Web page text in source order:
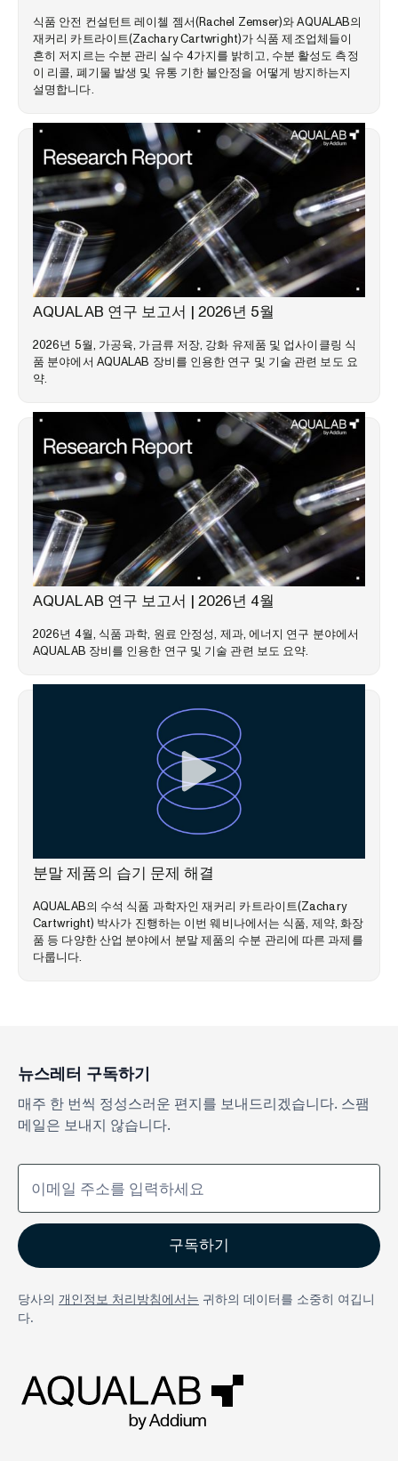
식품 안전 컨설턴트 레이첼 젬서(Rachel Zemser)와 AQUALAB의
재커리 카트라이트(Zachary Cartwright)가 식품 제조업체들이
흔히 저지르는 수분 관리 실수 4가지를 밝히고, 수분 활성도 측정
이 리콜, 폐기물 발생 및 유통 기한 불안정을 어떻게 방지하는지
설명합니다.
시장 동향
AQUALAB 연구 보고서 | 2026년 5월
2026년 5월, 가공육, 가금류 저장, 강화 유제품 및 업사이클링 식
품 분야에서 AQUALAB 장비를 인용한 연구 및 기술 관련 보도 요
약.
시장 동향
AQUALAB 연구 보고서 | 2026년 4월
2026년 4월, 식품 과학, 원료 안정성, 제과, 에너지 연구 분야에서
AQUALAB 장비를 인용한 연구 및 기술 관련 보도 요약.
분말 제품의 습기 문제 해결
AQUALAB의 수석 식품 과학자인 재커리 카트라이트(Zachary
Cartwright) 박사가 진행하는 이번 웨비나에서는 식품, 제약, 화장
품 등 다양한 산업 분야에서 분말 제품의 수분 관리에 따른 과제를
다룹니다.
뉴스레터 구독하기
매주 한 번씩 정성스러운 편지를 보내드리겠습니다. 스팸
메일은 보내지 않습니다.
당사의 개인정보 처리방침에서는 귀하의 데이터를 소중히 여깁니
다.